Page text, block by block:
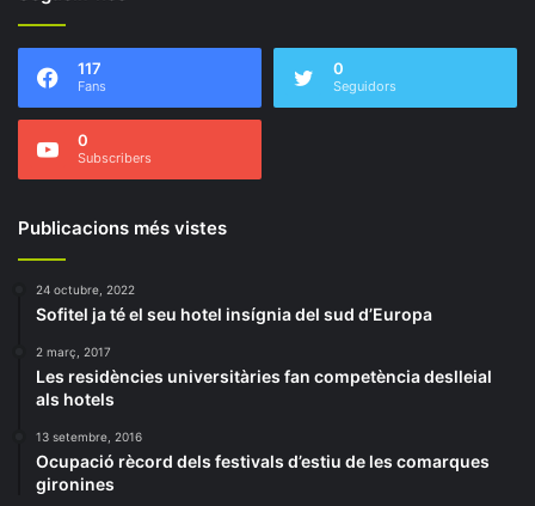
117
Fans
0
Seguidors
0
Subscribers
Publicacions més vistes
24 octubre, 2022
Sofitel ja té el seu hotel insígnia del sud d’Europa
2 març, 2017
Les residències universitàries fan competència deslleial
als hotels
13 setembre, 2016
Ocupació rècord dels festivals d’estiu de les comarques
gironines